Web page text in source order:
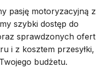
pasję motoryzacyjną z
szybki dostęp do
sprawdzonych ofert
i z kosztem przesyłki,
budżetu.